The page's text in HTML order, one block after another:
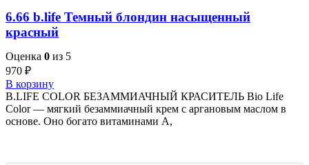
6.66 b.life Темный блондин насыщенный
красный
Оценка 0 из 5
970 ₽
В корзину
B.LIFE COLOR БЕЗАММИАЧНЫЙ КРАСИТЕЛЬ Bio Life
Color — мягкий безаммиачный крем с аргановым маслом в
основе. Оно богато витаминами A,